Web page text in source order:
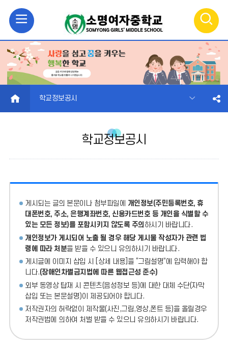
모
바
일
메
뉴
검
색
열
기
HOME 학교정보공시
학교정보공시
게시되는 글의 본문이나 첨부파일에 개인정보(주민등록번호, 휴
대폰번호, 주소, 은행계좌번호, 신용카드번호 등 개인을 식별할 수
있는 모든 정보)를 포함시키지 않도록 주의 하시기 바랍니다.
개인정보가 게시되어 노출 될 경우 해당 게시물 작성자가 관련 법
령에 따라 처분을 받을 수 있으니 유의하시기 바랍니다.
게시글에 이미지 삽입 시 [상세 내용]을 “그림설명”에 입력해야 합
니다.(장애인차별금지법에 따른 웹접근성 준수)
외부 동영상 탑재 시 콘텐츠(음성정보 등)에 대한 대체 수단(자막
삽입 또는 본문설명)이 제공되어야 합니다.
저작권자의 허락없이 제작물(사진,그림,영상,폰트 등)을 올릴경우
저작권법에 의하여 처벌 받을 수 있으니 유의하시기 바랍니다.